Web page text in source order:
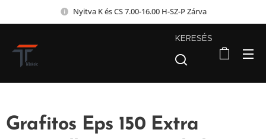
Nyitva K és CS 7.00-16.00 H-SZ-P Zárva
KERESÉS
Grafitos Eps 150 Extra